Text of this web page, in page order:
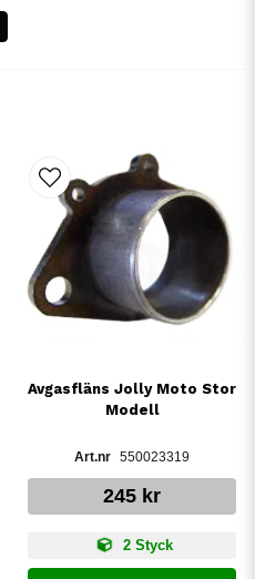
Avgasfläns Jolly Moto Stor
Modell
550023319
245 kr
2 Styck